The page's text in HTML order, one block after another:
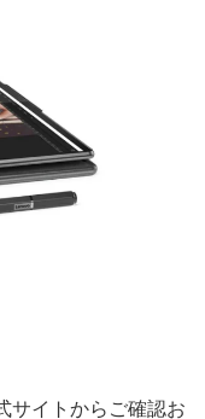
サイトからご確認お